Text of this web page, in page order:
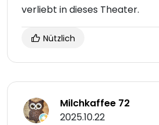
verliebt in dieses Theater.
Nützlich
Milchkaffee 72
2025.10.22